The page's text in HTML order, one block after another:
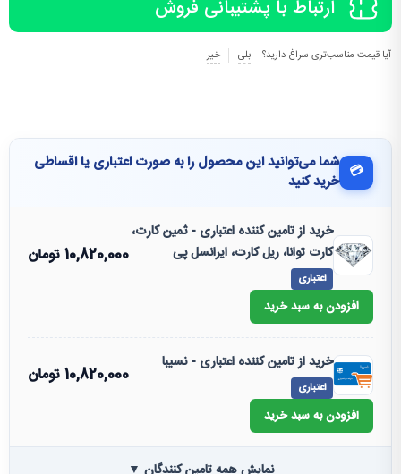
ارتباط با پشتیبانی فروش
آیا قیمت مناسب‌تری سراغ دارید؟ بلی خیر
💳 شما می‌توانید این محصول را به صورت اعتباری یا اقساطی
خرید کنید
خرید از تامین کننده اعتباری - ثمین کارت،
کارت توانا، ریل کارت، ایرانسل پی
اعتباری
10,820,000تومان
افزودن به سبد خرید
خرید از تامین کننده اعتباری - نسیبا
اعتباری
10,820,000تومان
افزودن به سبد خرید